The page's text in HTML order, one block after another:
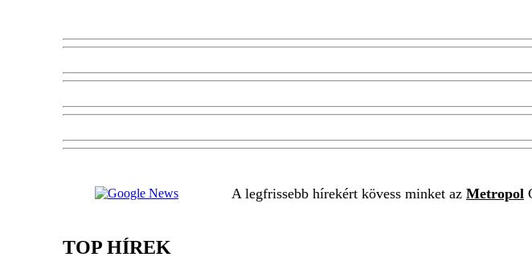
A legfrissebb hírekért kövess minket az Metropol
TOP HÍREK